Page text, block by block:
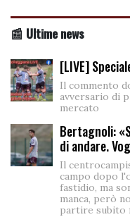
📰 Ultime news
[LIVE]
Il commento
avversario di
mercato
Bertagnoli:
di andare.
Il
campo dopo
fastidio, ma
manca, però
partire subito